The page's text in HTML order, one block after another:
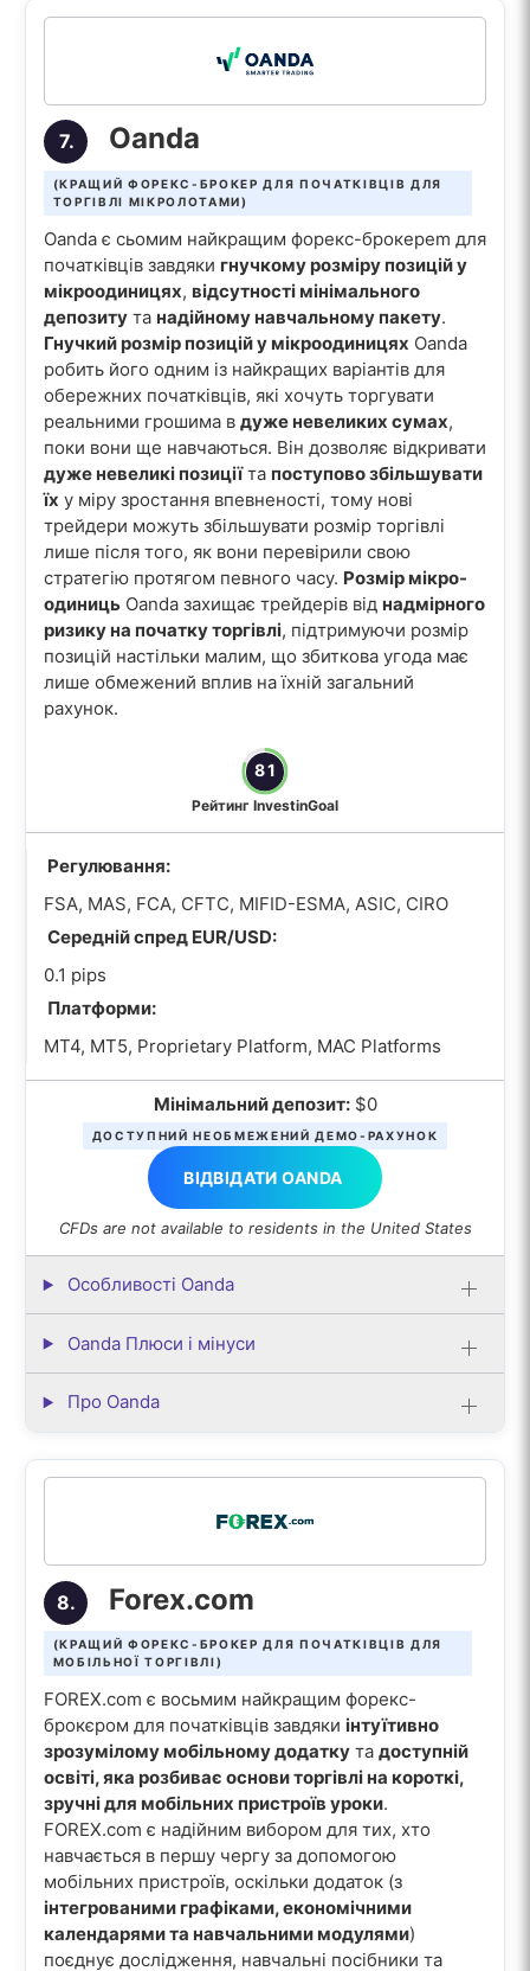
7. Oanda
(КРАЩИЙ ФОРЕКС-БРОКЕР ДЛЯ ПОЧАТКІВЦІВ ДЛЯ
ТОРГІВЛІ МІКРОЛОТАМИ)
Oanda є сьомим найкращим форекс-брокерem для
початківців завдяки гнучкому розміру позицій у
мікроодиницях, відсутності мінімального
депозитута надійному навчальному пакету.
Гнучкий розмір позицій у мікроодиницях Oanda
робить його одним із найкращих варіантів для
обережних початківців, які хочуть торгувати
реальними грошима в дуже невеликих сумах,
поки вони ще навчаються. Він дозволяє відкривати
дуже невеликі позиціїта поступово збільшувати
їх у міру зростання впевненості, тому нові
трейдери можуть збільшувати розмір торгівлі
лише після того, як вони перевірили свою
стратегію протягом певного часу. Розмір мікро-
одиницьOanda захищає трейдерів від надмірного
ризику на початку торгівлі, підтримуючи розмір
позицій настільки малим, що збиткова угода має
лише обмежений вплив на їхній загальний
рахунок.
81
Рейтинг InvestinGoal
Регулювання:
FSA, MAS, FCA, CFTC, MIFID-ESMA, ASIC, CIRO
Середній спред EUR/USD:
0.1 pips
Платформи:
MT4, MT5, Proprietary Platform, MAC Platforms
Мінімальний депозит:$0
ДОСТУПНИЙ НЕОБМЕЖЕНИЙ ДЕМО-РАХУНОК
ВІДВІДАТИ OANDA
CFDs are not available to residents in the United States
Особливості Oanda
Oanda Плюси і мінуси
Про Oanda
8. Forex.com
(КРАЩИЙ ФОРЕКС-БРОКЕР ДЛЯ ПОЧАТКІВЦІВ ДЛЯ
МОБІЛЬНОЇ ТОРГІВЛІ)
FOREX.com є восьмим найкращим форекс-
брокєром для початківців завдяки інтуїтивно
зрозумілому мобільному додаткута доступній
освіті, яка розбиває основи торгівлі на короткі,
зручні для мобільних пристроїв уроки.
FOREX.com є надійним вибором для тих, хто
навчається в першу чергу за допомогою
мобільних пристроїв, оскільки додаток (з
інтегрованими графіками, економічними
календарями та навчальними модулями)
поєднує дослідження, навчальні посібники та